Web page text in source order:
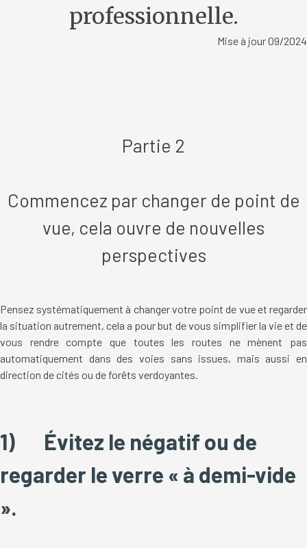
professionnelle.
Mise à jour 09/2024
Partie 2
Commencez par changer de point de
vue, cela ouvre de nouvelles
perspectives
Pensez systématiquement à changer votre point de vue et regarder
la situation autrement, cela a pour but de vous simplifier la vie et de
vous rendre compte que toutes les routes ne mènent pas
automatiquement dans des voies sans issues, mais aussi en
direction de cités ou de forêts verdoyantes.
1) Évitez le négatif ou de
regarder le verre « à demi-vide
».